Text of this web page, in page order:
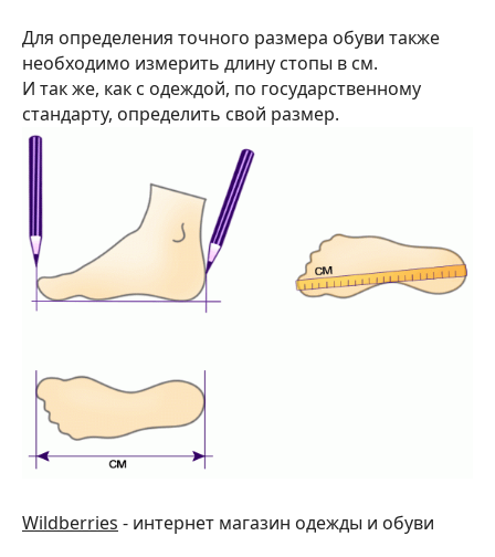
Для определения точного размера обуви также
необходимо измерить длину стопы в см.
И так же, как с одеждой, по государственному
стандарту, определить свой размер.
Wildberries - интернет магазин одежды и обуви